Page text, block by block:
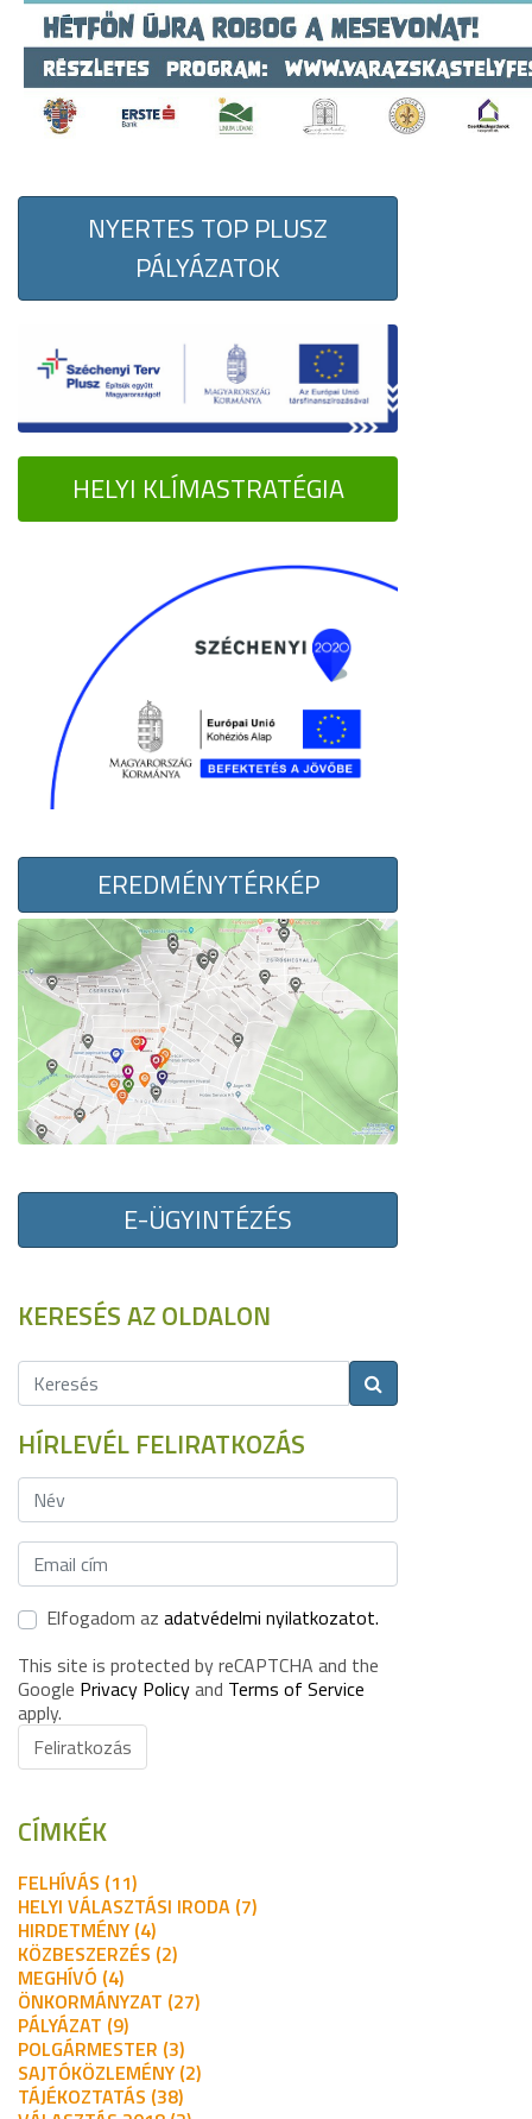
NYERTES TOP PLUSZ
PÁLYÁZATOK
HELYI KLÍMASTRATÉGIA
EREDMÉNYTÉRKÉP
E-ÜGYINTÉZÉS
KERESÉS AZ OLDALON
HÍRLEVÉL FELIRATKOZÁS
Elfogadom az adatvédelmi nyilatkozatot.
This site is protected by reCAPTCHA and the
Google Privacy Policyand Terms of Service
apply.
Feliratkozás
CÍMKÉK
FELHÍVÁS (11)
HELYI VÁLASZTÁSI IRODA (7)
HIRDETMÉNY (4)
KÖZBESZERZÉS (2)
MEGHÍVÓ (4)
ÖNKORMÁNYZAT (27)
PÁLYÁZAT (9)
POLGÁRMESTER (3)
SAJTÓKÖZLEMÉNY (2)
TÁJÉKOZTATÁS (38)